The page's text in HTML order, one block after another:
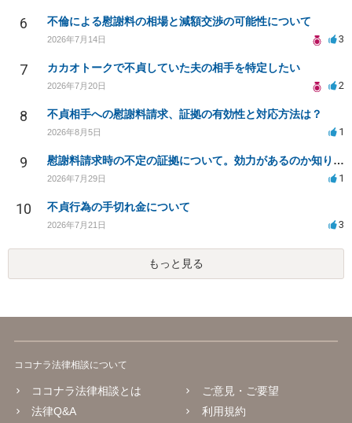
6 不倫による慰謝料の相場と減額交渉の可能性について
2026年7月14日 3
7 カカオトークで不貞していた夫の相手を特定したい
2026年7月20日 2
8 不貞相手への慰謝料請求、証拠の有効性と対応方法は？
2026年8月5日 1
9 慰謝料請求時の不定の証拠について。効力があるのか知りたい。
2026年7月29日 1
10 不貞行為の手切れ金について
2026年7月21日 3
もっと見る
ココナラ法律相談について
ココナラ法律相談とは
法律Q&A
ご意見・ご要望
利用規約